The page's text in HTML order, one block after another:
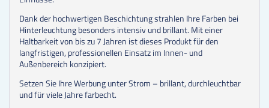
Dank der hochwertigen Beschichtung strahlen Ihre Farben bei
Hinterleuchtung besonders intensiv und brillant. Mit einer
Haltbarkeit von bis zu 7 Jahren ist dieses Produkt für den
langfristigen, professionellen Einsatz im Innen- und
Außenbereich konzipiert.
Setzen Sie Ihre Werbung unter Strom – brillant, durchleuchtbar
und für viele Jahre farbecht.